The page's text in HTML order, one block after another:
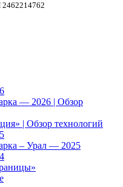
— 2026 | Обзор
| Обзор технологий
– Урал — 2025